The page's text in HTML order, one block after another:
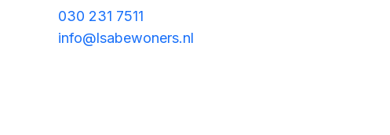
030 231 7511
info@lsabewoners.nl